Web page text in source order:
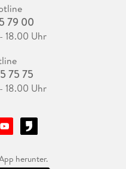
79 00
18.00 Uhr
75 75
18.00 Uhr
herunter.